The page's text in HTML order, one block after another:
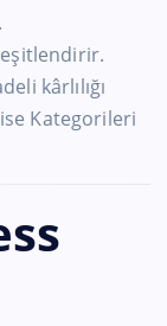
kârlılığı
Kategorileri